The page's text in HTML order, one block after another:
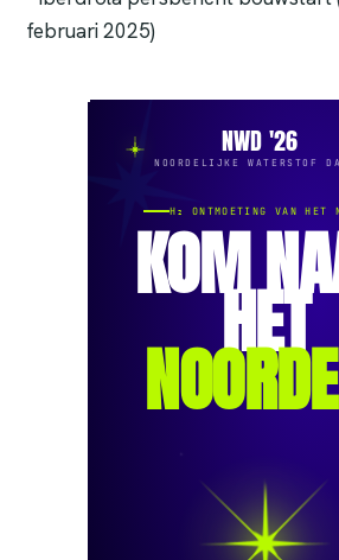
februari 2025)